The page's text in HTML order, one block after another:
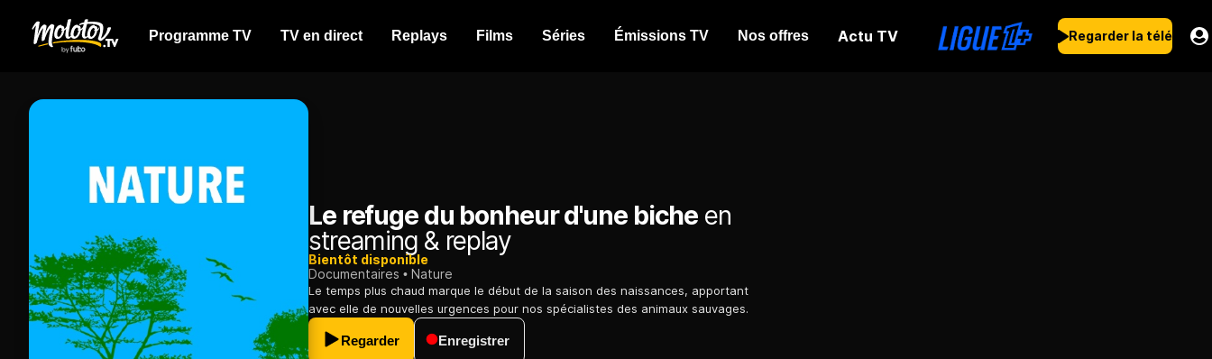
Programme TV TV en direct Replays Films Séries Émissions TV Nos offres Actu TV Regarder la télé
Le refuge du bonheur d'une biche en
streaming & replay
Bientôt disponible
Documentaires
Nature
Le temps plus chaud marque le début de la saison des naissances, apportant
avec elle de nouvelles urgences pour nos spécialistes des animaux sauvages.
Regarder Enregistrer